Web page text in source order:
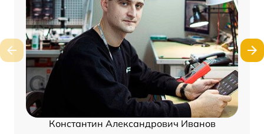
Константин Александрович Иванов